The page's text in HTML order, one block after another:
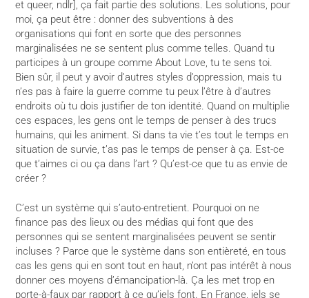
et queer, ndlr], ça fait partie des solutions. Les solutions, pour
moi, ça peut être : donner des subventions à des
organisations qui font en sorte que des personnes
marginalisées ne se sentent plus comme telles. Quand tu
participes à un groupe comme About Love, tu te sens toi.
Bien sûr, il peut y avoir d’autres styles d’oppression, mais tu
n’es pas à faire la guerre comme tu peux l’être à d’autres
endroits où tu dois justifier de ton identité. Quand on multiplie
ces espaces, les gens ont le temps de penser à des trucs
humains, qui les animent. Si dans ta vie t’es tout le temps en
situation de survie, t’as pas le temps de penser à ça. Est-ce
que t’aimes ci ou ça dans l’art ? Qu’est-ce que tu as envie de
créer ?
C’est un système qui s’auto-entretient. Pourquoi on ne
finance pas des lieux ou des médias qui font que des
personnes qui se sentent marginalisées peuvent se sentir
incluses ? Parce que le système dans son entièreté, en tous
cas les gens qui en sont tout en haut, n’ont pas intérêt à nous
donner ces moyens d’émancipation-là. Ça les met trop en
porte-à-faux par rapport à ce qu’iels font. En France, iels se